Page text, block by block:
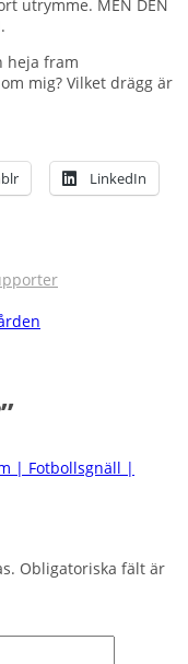
utrymme. MEN DEN
heja fram
mig? Vilket drägg är
LinkedIn
”
| Fotbollsgnäll |
Obligatoriska fält är